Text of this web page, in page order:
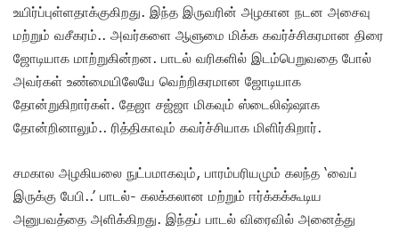
உயிர்ப்புள்ளதாக்குகிறது. இந்த இருவரின் அழகான நடன அசைவு
மற்றும் வசீகரம்.. அவர்களை ஆளுமை மிக்க கவர்ச்சிகரமான திரை
ஜோடியாக மாற்றுகின்றன. பாடல் வரிகளில் இடம்பெறுவதை போல்
அவர்கள் உண்மையிலேயே வெற்றிகரமான ஜோடியாக
தோன்றுகிறார்கள். தேஜா சஜ்ஜா மிகவும் ஸ்டைலிஷ்ஷாக
தோன்றினாலும்.. ரித்திகாவும் கவர்ச்சியாக மிளிர்கிறார்.
சமகால அழகியலை நுட்பமாகவும், பாரம்பரியமும் கலந்த ‘வைப்
இருக்கு பேபி..’ பாடல்- கலக்கலான மற்றும் ஈர்க்கக்கூடிய
அனுபவத்தை அளிக்கிறது. இந்தப் பாடல் விரைவில் அனைத்து